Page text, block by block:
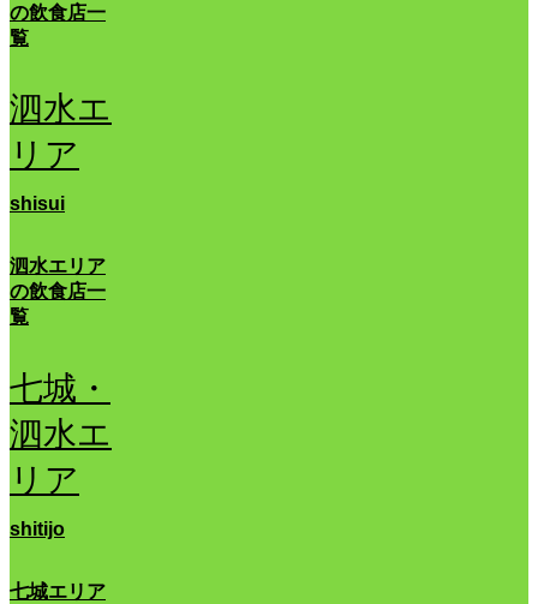
の飲食店一
覧
泗水エ
リア
shisui
泗水エリア
の飲食店一
覧
七城・
泗水エ
リア
shitijo
七城エリア